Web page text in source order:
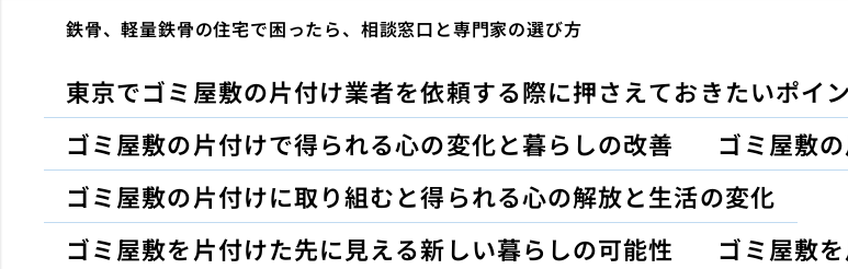
鉄骨、軽量鉄骨の住宅で困ったら、相談窓口と専門家の選び方
東京でゴミ屋敷の片付け業者を依頼する際に押さえておきたいポイ
ゴミ屋敷の片付けで得られる心の変化と暮らしの改善
ゴミ屋敷
ゴミ屋敷の片付けに取り組むと得られる心の解放と生活の変化
ゴミ屋敷を片付けた先に見える新しい暮らしの可能性
ゴミ屋敷